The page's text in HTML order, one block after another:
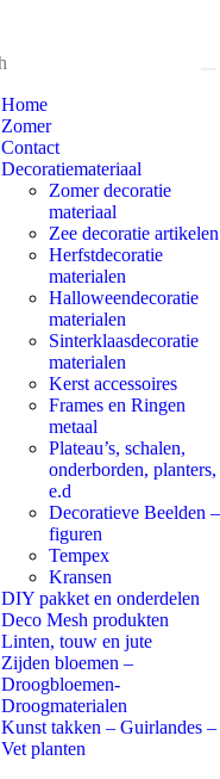
Home
Zomer
Contact
Decoratiemateriaal
Zomer decoratie
materiaal
Zee decoratie artikelen
Herfstdecoratie
materialen
Halloweendecoratie
materialen
Sinterklaasdecoratie
materialen
Kerst accessoires
Frames en Ringen
metaal
Plateau’s, schalen,
onderborden, planters,
e.d
Decoratieve Beelden –
figuren
Tempex
Kransen
DIY pakket en onderdelen
Deco Mesh produkten
Linten, touw en jute
Zijden bloemen –
Droogbloemen-
Droogmaterialen
Kunst takken – Guirlandes –
Vet planten